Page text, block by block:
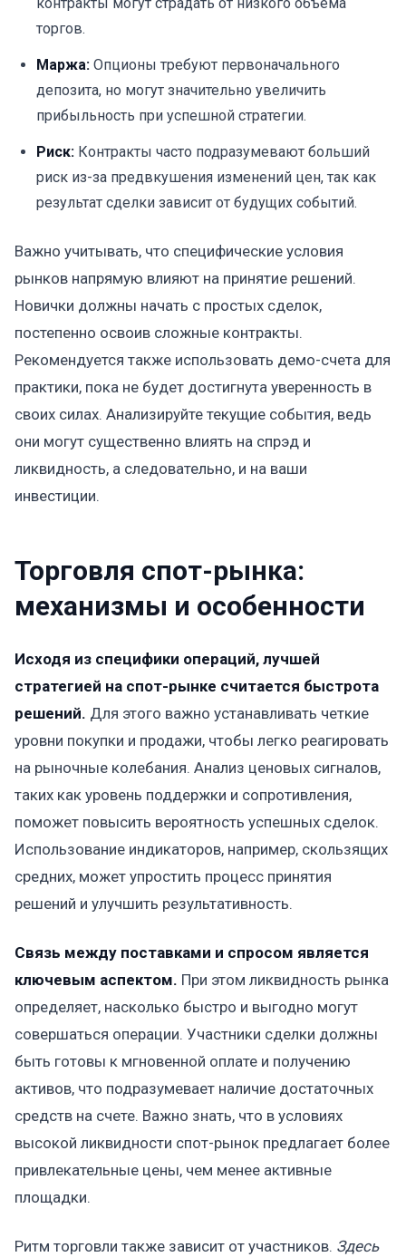
торгов.
Маржа: Опционы требуют первоначального
депозита, но могут значительно увеличить
прибыльность при успешной стратегии.
Риск: Контракты часто подразумевают больший
риск из-за предвкушения изменений цен, так как
результат сделки зависит от будущих событий.
Важно учитывать, что специфические условия
рынков напрямую влияют на принятие решений.
Новички должны начать с простых сделок,
постепенно освоив сложные контракты.
Рекомендуется также использовать демо-счета для
практики, пока не будет достигнута уверенность в
своих силах. Анализируйте текущие события, ведь
они могут существенно влиять на спрэд и
ликвидность, а следовательно, и на ваши
инвестиции.
Торговля спот-рынка:
механизмы и особенности
Исходя из специфики операций, лучшей
стратегией на спот-рынке считается быстрота
решений. Для этого важно устанавливать четкие
уровни покупки и продажи, чтобы легко реагировать
на рыночные колебания. Анализ ценовых сигналов,
таких как уровень поддержки и сопротивления,
поможет повысить вероятность успешных сделок.
Использование индикаторов, например, скользящих
средних, может упростить процесс принятия
решений и улучшить результативность.
Связь между поставками и спросом является
ключевым аспектом. При этом ликвидность рынка
определяет, насколько быстро и выгодно могут
совершаться операции. Участники сделки должны
быть готовы к мгновенной оплате и получению
активов, что подразумевает наличие достаточных
средств на счете. Важно знать, что в условиях
высокой ликвидности спот-рынок предлагает более
привлекательные цены, чем менее активные
площадки.
Ритм торговли также зависит от участников. Здесь